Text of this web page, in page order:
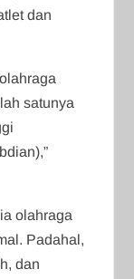
dan
satunya
olahraga
Padahal,
dan